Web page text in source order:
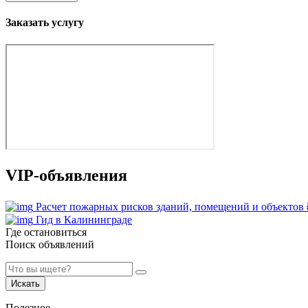
Заказать услугу
VIP-объявления
Расчет пожарных рисков зданий, помещений и объектов
Гид в Калининграде
Где остановиться
Поиск объявлений
Искать